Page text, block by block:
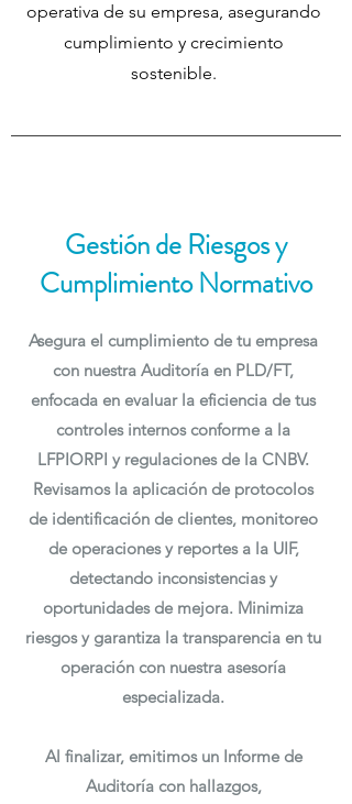
operativa de su empresa, asegurando
cumplimiento y crecimiento
sostenible.
Gestión de Riesgos y
Cumplimiento Normativo
Asegura el cumplimiento de tu empresa
con nuestra Auditoría en PLD/FT,
enfocada en evaluar la eficiencia de tus
controles internos conforme a la
LFPIORPI y regulaciones de la CNBV.
Revisamos la aplicación de protocolos
de identificación de clientes, monitoreo
de operaciones y reportes a la UIF,
detectando inconsistencias y
oportunidades de mejora. Minimiza
riesgos y garantiza la transparencia en tu
operación con nuestra asesoría
especializada.
Al finalizar, emitimos un Informe de
Auditoría con hallazgos,